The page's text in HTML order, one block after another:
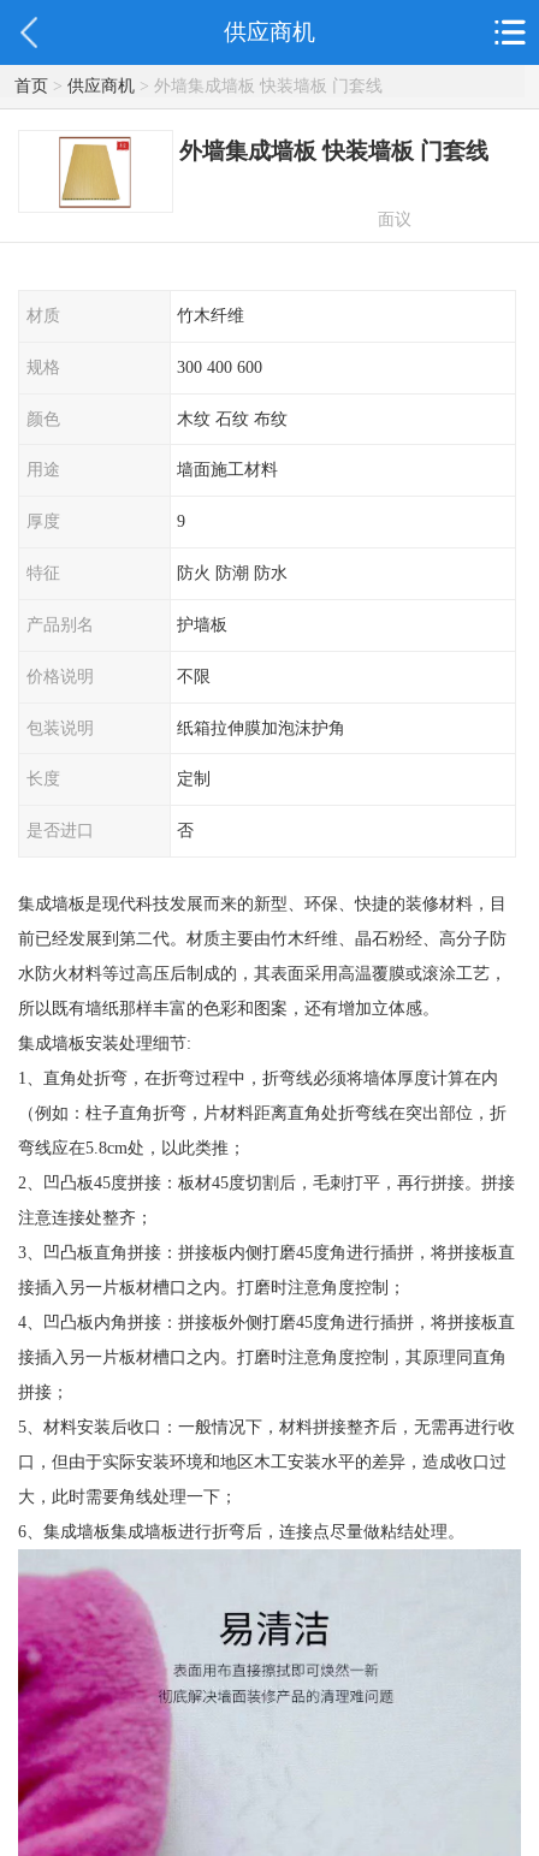
供应商机
首页> 供应商机> 外墙集成墙板 快装墙板 门套线
外墙集成墙板 快装墙板 门套线
面议
材质 竹木纤维
规格 300 400 600
颜色 木纹 石纹 布纹
用途 墙面施工材料
厚度 9
特征 防火 防潮 防水
产品别名 护墙板
价格说明 不限
包装说明 纸箱拉伸膜加泡沫护角
长度 定制
是否进口 否
集成墙板是现代科技发展而来的新型、环保、快捷的装修材料，目
前已经发展到第二代。材质主要由竹木纤维、晶石粉经、高分子防
水防火材料等过高压后制成的，其表面采用高温覆膜或滚涂工艺，
所以既有墙纸那样丰富的色彩和图案，还有增加立体感。
集成墙板安装处理细节:
1、直角处折弯，在折弯过程中，折弯线必须将墙体厚度计算在内
（例如：柱子直角折弯，片材料距离直角处折弯线在突出部位，折
弯线应在5.8cm处，以此类推；
2、凹凸板45度拼接：板材45度切割后，毛刺打平，再行拼接。拼接
注意连接处整齐；
3、凹凸板直角拼接：拼接板内侧打磨45度角进行插拼，将拼接板直
接插入另一片板材槽口之内。打磨时注意角度控制；
4、凹凸板内角拼接：拼接板外侧打磨45度角进行插拼，将拼接板直
接插入另一片板材槽口之内。打磨时注意角度控制，其原理同直角
拼接；
5、材料安装后收口：一般情况下，材料拼接整齐后，无需再进行收
口，但由于实际安装环境和地区木工安装水平的差异，造成收口过
大，此时需要角线处理一下；
6、集成墙板集成墙板进行折弯后，连接点尽量做粘结处理。